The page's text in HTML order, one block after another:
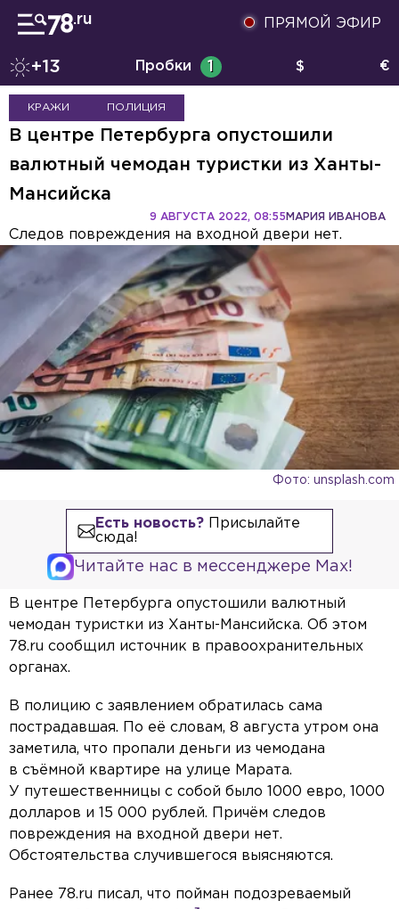
ПРЯМОЙ ЭФИР
+13 Пробки 1 $ €
КРАЖИ ПОЛИЦИЯ
В центре Петербурга опустошили
валютный чемодан туристки из Ханты-
Мансийска
МАРИЯ ИВАНОВА
9 АВГУСТА 2022, 08:55
Следов повреждения на входной двери нет.
Фото: unsplash.com
Есть новость?Присылайте
сюда!
Читайте нас в мессенджере Max!
В центре Петербурга опустошили валютный
чемодан туристки из Ханты-Мансийска. Об этом
78.ru сообщил источник в правоохранительных
органах.
В полицию с заявлением обратилась сама
пострадавшая. По её словам, 8 августа утром она
заметила, что пропали деньги из чемодана
в съёмной квартире на улице Марата.
У путешественницы с собой было 1000 евро, 1000
долларов и 15 000 рублей. Причём следов
повреждения на входной двери нет.
Обстоятельства случившегося выясняются.
Ранее 78.ru писал, что пойман подозреваемый